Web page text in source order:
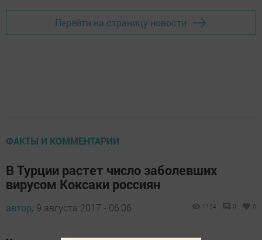
Перейти на страницу новости
ФАКТЫ И КОММЕНТАРИИ
В Турции растет число заболевших
вирусом Коксаки россиян
автор, 9 августа 2017 - 06:06 1124 0 0